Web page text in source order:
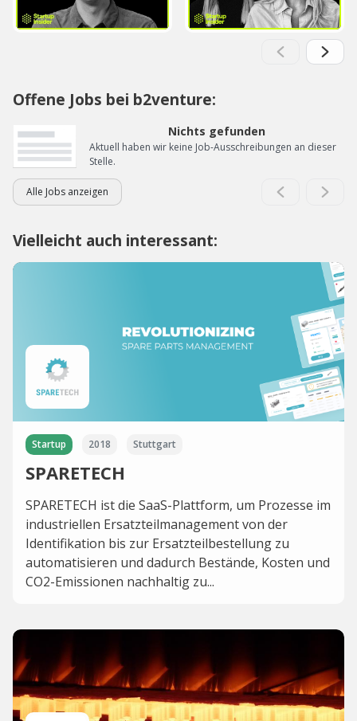
Offene Jobs bei b2venture:
Nichts gefunden
Aktuell haben wir keine Job-Ausschreibungen an dieser
Stelle.
Alle Jobs anzeigen
Vielleicht auch interessant:
Startup 2018 Stuttgart
SPARETECH
SPARETECH ist die SaaS-Plattform, um Prozesse im
industriellen Ersatzteilmanagement von der
Identifikation bis zur Ersatzteilbestellung zu
automatisieren und dadurch Bestände, Kosten und
CO2-Emissionen nachhaltig zu...